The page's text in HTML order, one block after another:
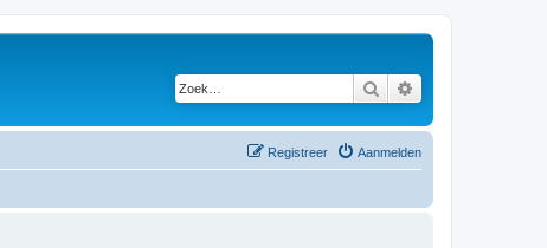
Zoek
Aanmelden
Registreer